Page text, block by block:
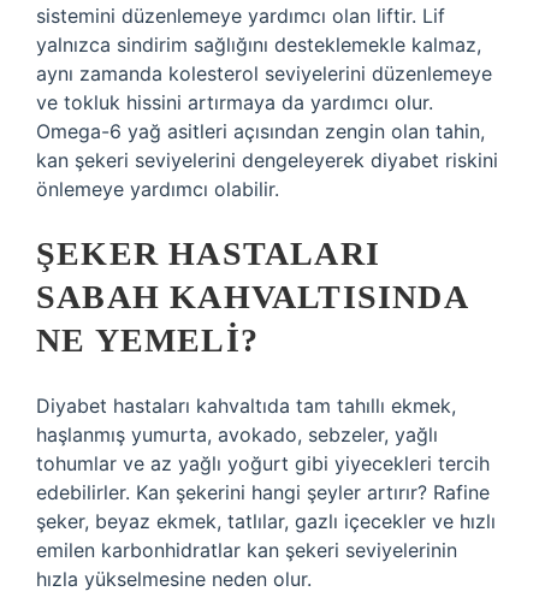
sistemini düzenlemeye yardımcı olan liftir. Lif
yalnızca sindirim sağlığını desteklemekle kalmaz,
aynı zamanda kolesterol seviyelerini düzenlemeye
ve tokluk hissini artırmaya da yardımcı olur.
Omega-6 yağ asitleri açısından zengin olan tahin,
kan şekeri seviyelerini dengeleyerek diyabet riskini
önlemeye yardımcı olabilir.
ŞEKER HASTALARI
SABAH KAHVALTISINDA
NE YEMELI?
Diyabet hastaları kahvaltıda tam tahıllı ekmek,
haşlanmış yumurta, avokado, sebzeler, yağlı
tohumlar ve az yağlı yoğurt gibi yiyecekleri tercih
edebilirler. Kan şekerini hangi şeyler artırır? Rafine
şeker, beyaz ekmek, tatlılar, gazlı içecekler ve hızlı
emilen karbonhidratlar kan şekeri seviyelerinin
hızla yükselmesine neden olur.